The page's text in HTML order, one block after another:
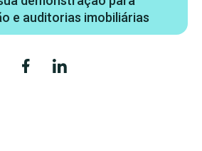
e auditorias imobiliárias